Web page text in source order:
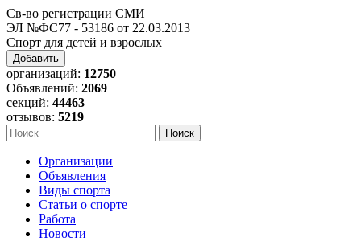
Св-во регистрации СМИ
ЭЛ №ФС77 - 53186 от 22.03.2013
Спорт для детей и взрослых
Добавить
организаций: 12750
Объявлений: 2069
секций: 44463
отзывов: 5219
Организации
Объявления
Виды спорта
Статьи о спорте
Работа
Новости